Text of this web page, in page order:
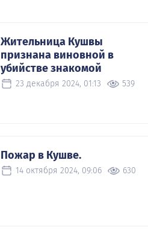
Жительница Кушвы
признана виновной в
убийстве знакомой
23 декабря 2024, 01:13 539
Пожар в Кушве.
14 октября 2024, 09:06 630